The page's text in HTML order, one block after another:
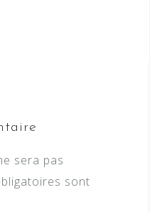
sera pas
sont